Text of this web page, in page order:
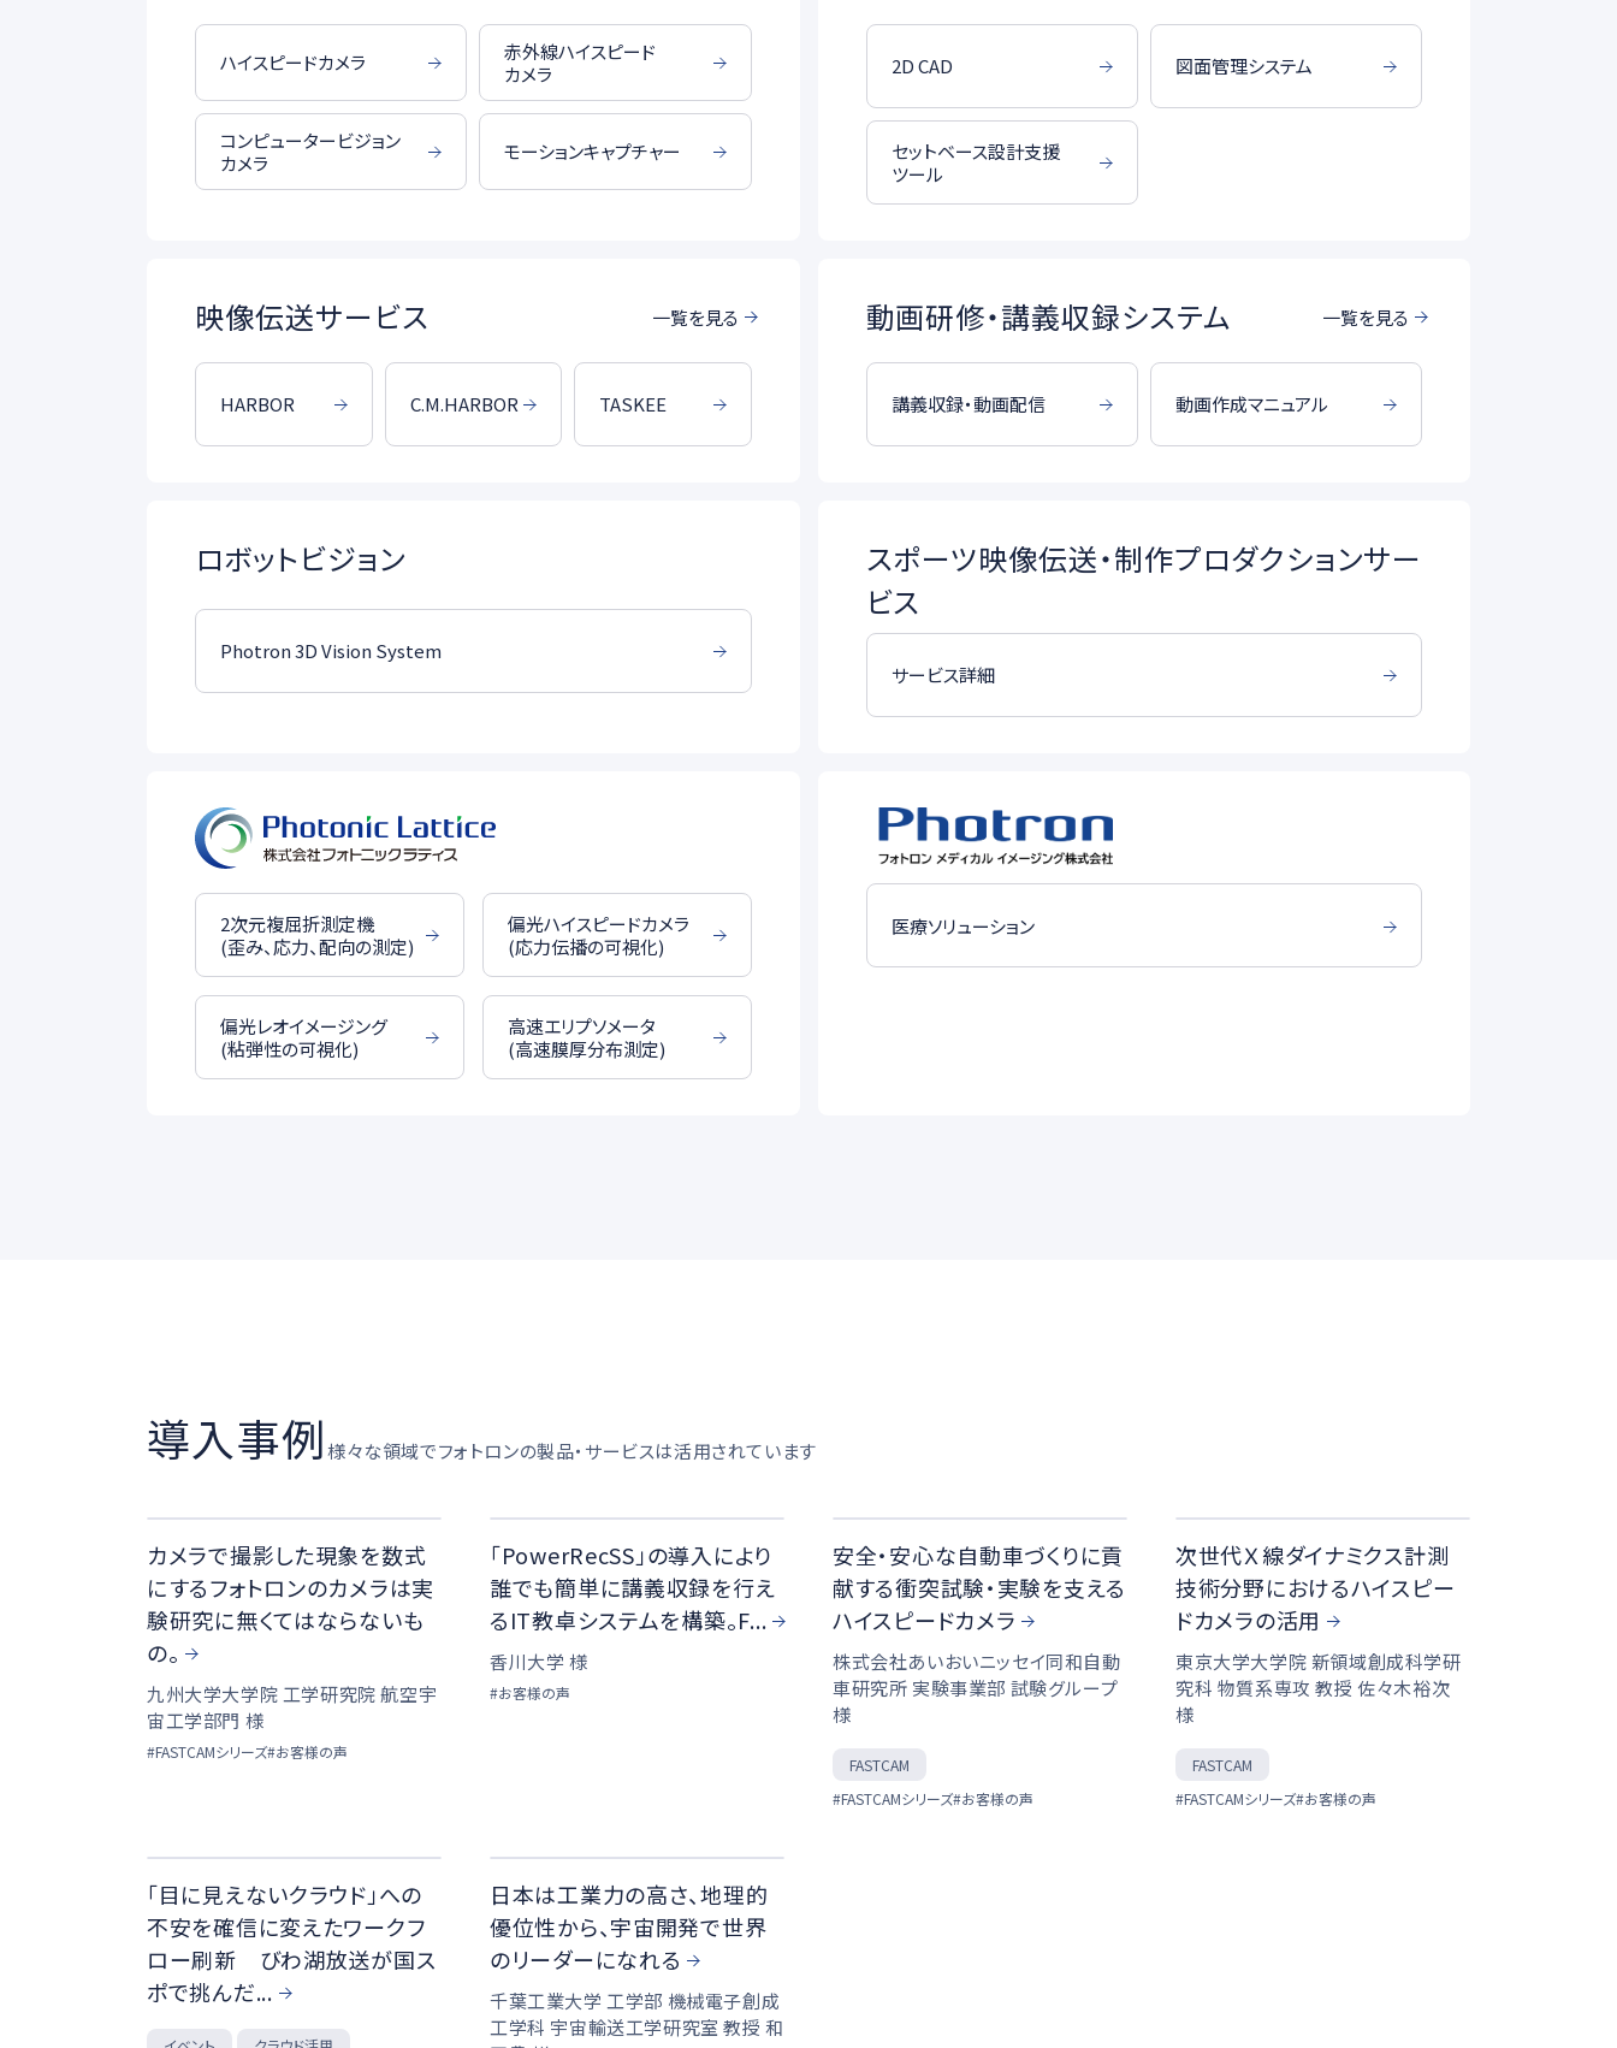
ハイスピードカメラ 赤外線ハイスピード
カメラ
コンピュータービジョン
カメラ モーションキャプチャー
2D CAD 図面管理システム
セットベース設計支援
ツール
映像伝送サービス 一覧を見る
HARBOR C.M.HARBOR TASKEE
動画研修・講義収録システム 一覧を見る
講義収録・動画配信 動画作成マニュアル
ロボットビジョン
Photron 3D Vision System
スポーツ映像伝送・制作プロダクションサー
ビス
サービス詳細
2次元複屈折測定機
(歪み、応力、配向の測定)
偏光ハイスピードカメラ
(応力伝播の可視化)
偏光レオイメージング
(粘弾性の可視化)
高速エリプソメータ
(高速膜厚分布測定)
医療ソリューション
導入事例様々な領域でフォトロンの製品・サービスは活用されています
カメラで撮影した現象を数式
にするフォトロンのカメラは実
験研究に無くてはならないも
の。
九州大学大学院 工学研究院 航空宇
宙工学部門 様
#FASTCAMシリーズ#お客様の声
「PowerRecSS」の導入により
誰でも簡単に講義収録を行え
るIT教卓システムを構築。F...
香川大学 様
#お客様の声
安全・安心な自動車づくりに貢
献する衝突試験・実験を支える
ハイスピードカメラ
株式会社あいおいニッセイ同和自動
車研究所 実験事業部 試験グループ
様
FASTCAM
#FASTCAMシリーズ#お客様の声
次世代Ｘ線ダイナミクス計測
技術分野におけるハイスピー
ドカメラの活用
東京大学大学院 新領域創成科学研
究科 物質系専攻 教授 佐々木裕次
様
FASTCAM
#FASTCAMシリーズ#お客様の声
「目に見えないクラウド」への
不安を確信に変えたワークフ
ロー刷新 びわ湖放送が国ス
ポで挑んだ...
日本は工業力の高さ、地理的
優位性から、宇宙開発で世界
のリーダーになれる
千葉工業大学 工学部 機械電子創成
工学科 宇宙輸送工学研究室 教授 和